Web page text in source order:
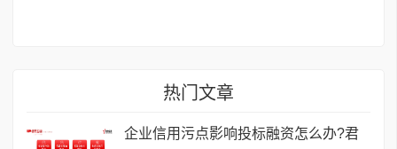
热门文章
企业信用污点影响投标融资怎么办?君